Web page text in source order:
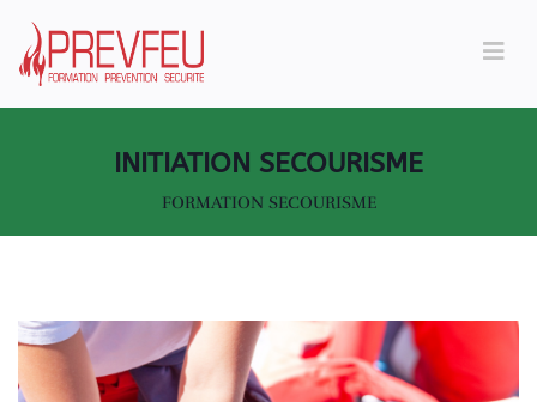
INITIATION SECOURISME
FORMATION SECOURISME